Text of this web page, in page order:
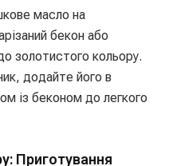
масло на
бекон або
золотистого кольору.
додайте його в
із беконом до легкого
Приготування